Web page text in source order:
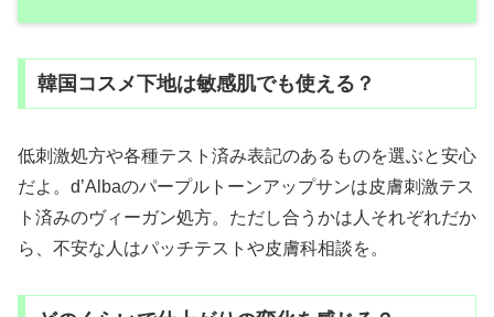
韓国コスメ下地は敏感肌でも使える？
低刺激処方や各種テスト済み表記のあるものを選ぶと安心
だよ。d’Albaのパープルトーンアップサンは皮膚刺激テス
ト済みのヴィーガン処方。ただし合うかは人それぞれだか
ら、不安な人はパッチテストや皮膚科相談を。